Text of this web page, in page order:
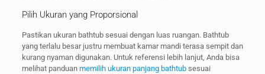
Pilih Ukuran yang Proporsional
Pastikan ukuran bathtub sesuai dengan luas ruangan. Bathtub
yang terlalu besar justru membuat kamar mandi terasa sempit dan
kurang nyaman digunakan. Untuk referensi lebih lanjut, Anda bisa
melihat panduan memilih ukuran panjang bathtubsesuai